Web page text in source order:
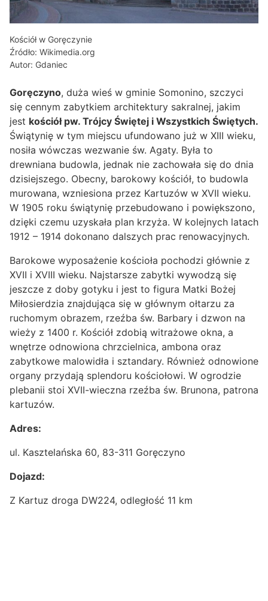
Kościół w Goręczynie
Źródło: Wikimedia.org
Autor: Gdaniec
Goręczyno, duża wieś w gminie Somonino, szczyci
się cennym zabytkiem architektury sakralnej, jakim
jest kościół pw. Trójcy Świętej i Wszystkich Świętych.
Świątynię w tym miejscu ufundowano już w XIII wieku,
nosiła wówczas wezwanie św. Agaty. Była to
drewniana budowla, jednak nie zachowała się do dnia
dzisiejszego. Obecny, barokowy kościół, to budowla
murowana, wzniesiona przez Kartuzów w XVII wieku.
W 1905 roku świątynię przebudowano i powiększono,
dzięki czemu uzyskała plan krzyża. W kolejnych latach
1912 – 1914 dokonano dalszych prac renowacyjnych.
Barokowe wyposażenie kościoła pochodzi głównie z
XVII i XVIII wieku. Najstarsze zabytki wywodzą się
jeszcze z doby gotyku i jest to figura Matki Bożej
Miłosierdzia znajdująca się w głównym ołtarzu za
ruchomym obrazem, rzeźba św. Barbary i dzwon na
wieży z 1400 r. Kościół zdobią witrażowe okna, a
wnętrze odnowiona chrzcielnica, ambona oraz
zabytkowe malowidła i sztandary. Również odnowione
organy przydają splendoru kościołowi. W ogrodzie
plebanii stoi XVII-wieczna rzeźba św. Brunona, patrona
kartuzów.
Adres:
ul. Kasztelańska 60, 83-311 Goręczyno
Dojazd:
Z Kartuz droga DW224, odległość 11 km